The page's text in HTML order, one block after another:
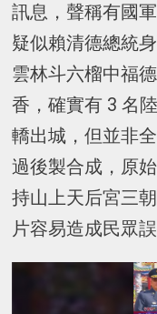
訊息，聲稱有國
疑似賴清德總統
雲林斗六榴中福
香，確實有 3 名
轎出城，但並非
過後製合成，原
持山上天后宮三
片容易造成民眾誤